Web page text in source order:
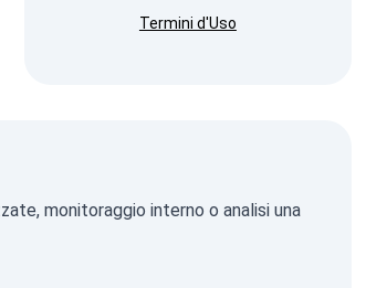
Termini d'Uso
monitoraggio interno o analisi una